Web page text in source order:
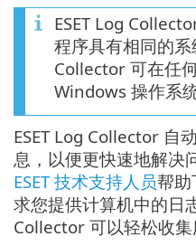
ESET Log
程序具有相同的系
Collector 可在任
Windows 操作系
ESET Log Collector 自
息，以便更快速地解决
ESET 技术支持人员帮助
求您提供计算机中的日
Collector 可以轻松收集